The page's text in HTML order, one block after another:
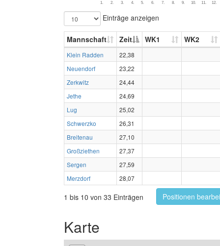
1. 2. 3. 4. 5. 6. 7. 8. 9. 10. 11. 12.
Einträge anzeigen
Mannschaft Zeit WK1 WK2
Klein Radden
22,38
Neuendorf
23,22
Zerkwitz
24,44
Jethe
24,69
Lug
25,02
Schwerzko
26,31
Breitenau
27,10
Großziethen
27,37
Sergen
27,59
Merzdorf
28,07
1 bis 10 von 33 Einträgen Positionen
Karte